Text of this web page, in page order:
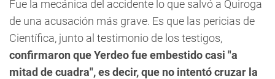
Fue la mecánica del accidente lo que salvó a Quiroga
de una acusación más grave. Es que las pericias de
Científica, junto al testimonio de los testigos,
confirmaron que Yerdeo fue embestido casi "a
mitad de cuadra", es decir, que no intentó cruzar la